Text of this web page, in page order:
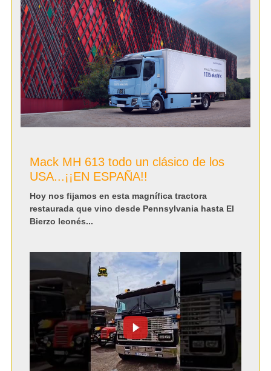
Mack MH 613 todo un clásico de los
USA...¡¡EN ESPAÑA!!
Hoy nos fijamos en esta magnífica tractora
restaurada que vino desde Pennsylvania hasta El
Bierzo leonés...